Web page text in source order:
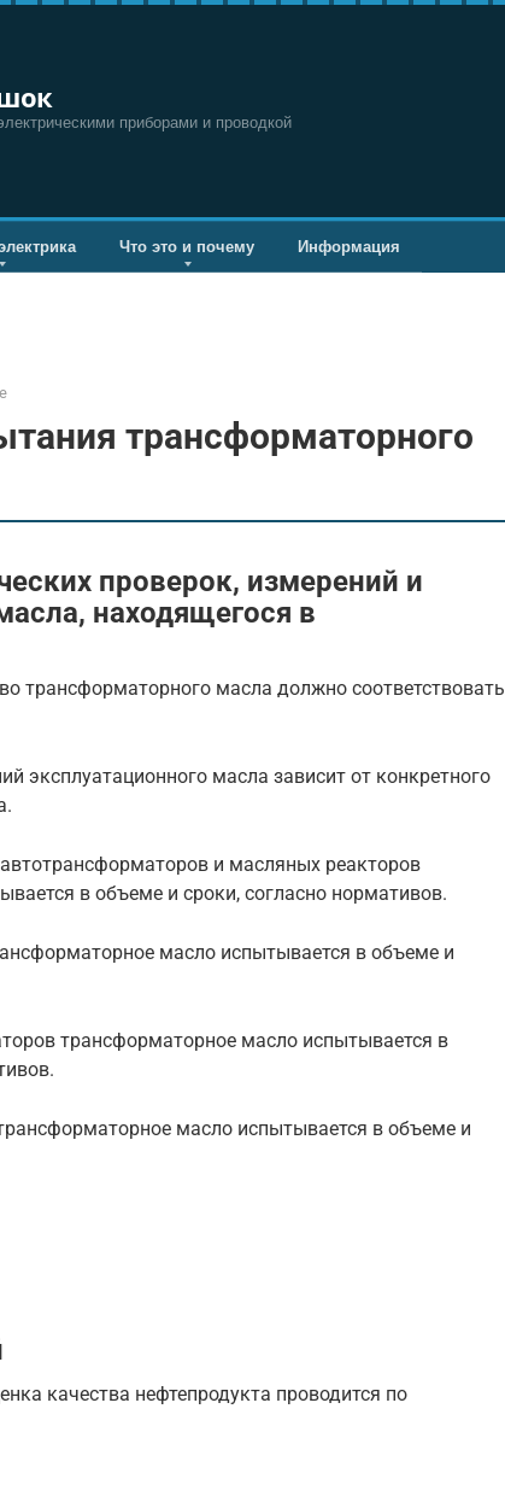
приборами и проводкой
Что это и почему Информация
трансформаторного
проверок, измерений и
находящегося в
трансформаторного масла должно соответствовать
эксплуатационного масла зависит от конкретного
и масляных реакторов
в объеме и сроки, согласно нормативов.
масло испытывается в объеме и
трансформаторное масло испытывается в
масло испытывается в объеме и
качества нефтепродукта проводится по